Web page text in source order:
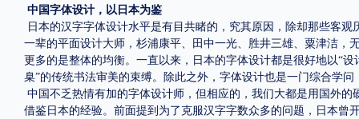
中国字体设计，以日本为鉴
日本的汉字字体设计水平是有目共睹的，究其原因，除却那些客
一辈的平面设计大师，杉浦康平、田中一光、胜井三雄、粟津洁，
更多的是整体的均衡。一直以来，日本的字体设计都是很好地以“
臬”的传统书法审美的束缚。除此之外，字体设计也是一门综合学
中国不乏热情有加的字体设计师，但相应的，我们大都是用国外
借鉴日本的经验。前面提到为了克服汉字字数众多的问题，日本曾